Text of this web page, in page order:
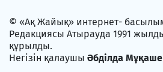
© «Ақ Жайық» интернет-
Редакциясы Атырауда 1991
құрылды.
Негізін қалаушы Әбділда